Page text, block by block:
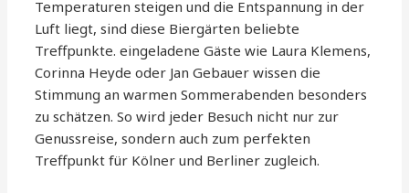
Temperaturen steigen und die Entspannung in der
Luft liegt, sind diese Biergärten beliebte
Treffpunkte. eingeladene Gäste wie Laura Klemens,
Corinna Heyde oder Jan Gebauer wissen die
Stimmung an warmen Sommerabenden besonders
zu schätzen. So wird jeder Besuch nicht nur zur
Genussreise, sondern auch zum perfekten
Treffpunkt für Kölner und Berliner zugleich.